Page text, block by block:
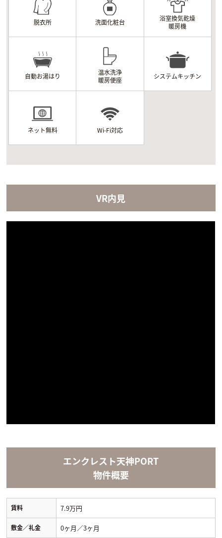
脱衣所 洗面化粧台
浴室換気乾燥
暖房機
自動お湯はり
温水洗浄
暖房便座
システムキッチン
ネット無料 Wi-Fi対応
VR内見
エンクレスト天神PORT
物件概要
賃料 7.9万円
敷金／礼金 0ヶ月／3ヶ月